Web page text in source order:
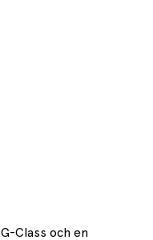
Class och en